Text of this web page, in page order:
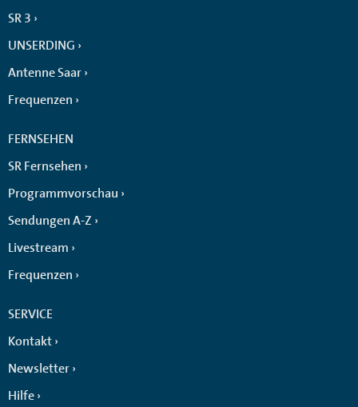
SR 3
UNSERDING
Antenne Saar
Frequenzen
FERNSEHEN
SR Fernsehen
Programmvorschau
Sendungen A-Z
Livestream
Frequenzen
SERVICE
Kontakt
Newsletter
Hilfe